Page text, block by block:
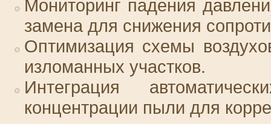
Мониторинг падения
замена для снижения
Оптимизация схемы
изломанных участков.
Интеграция
концентрации пыли для